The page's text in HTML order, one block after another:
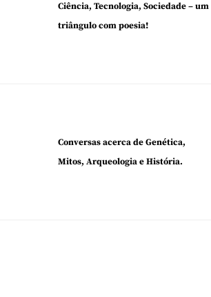
Ciência, Tecnologia, Sociedade – um
triângulo com poesia!
Conversas acerca de Genética,
Mitos, Arqueologia e História.